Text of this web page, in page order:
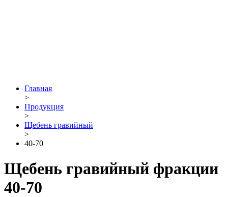
Главная
>
Продукция
>
Щебень гравийный
>
40-70
Щебень гравийный фракции
40-70